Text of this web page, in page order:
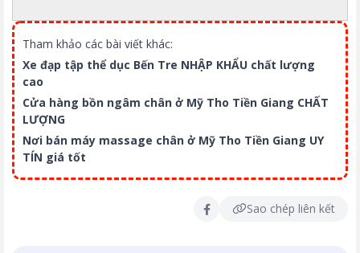
Tham khảo các bài viết khác:
Xe đạp tập thể dục Bến Tre NHẬP KHẨU chất lượng
cao
Cửa hàng bồn ngâm chân ở Mỹ Tho Tiền Giang CHẤT
LƯỢNG
Nơi bán máy massage chân ở Mỹ Tho Tiền Giang UY
TÍN giá tốt
Sao chép liên kết